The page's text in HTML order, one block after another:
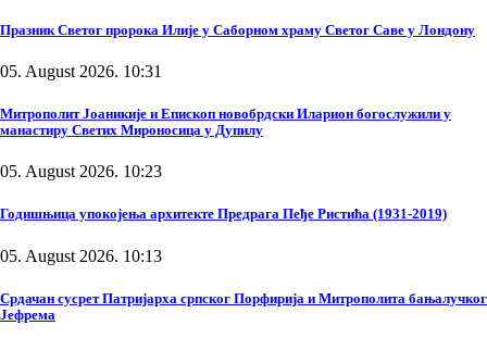
Празник Светог пророка Илије у Саборном храму Светог Саве у Лондону
05. August 2026. 10:31
Митрополит Јоаникије и Епископ новобрдски Иларион богослужили у
манастиру Светих Мироносица у Дупилу
05. August 2026. 10:23
Годишњица упокојења архитекте Предрага Пеђе Ристића (1931-2019)
05. August 2026. 10:13
Срдачан сусрет Патријарха српског Порфирија и Митрополита бањалучког
Јефрема